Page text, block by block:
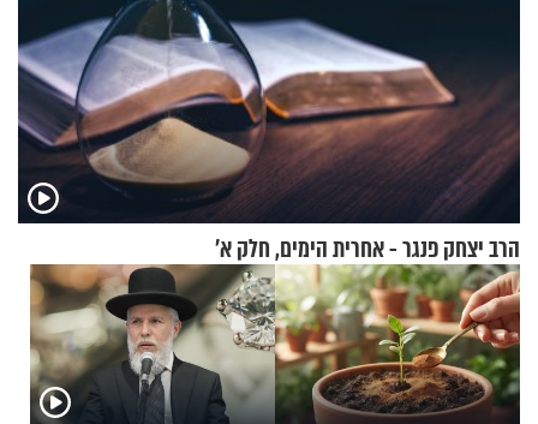
הרב יצחק פנגר - אחרית הימים, חלק א’